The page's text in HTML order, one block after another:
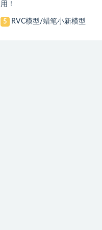
用！
5 RVC模型/蜡笔小新模型